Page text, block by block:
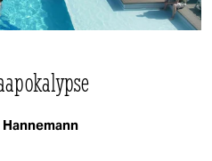
Hannemann